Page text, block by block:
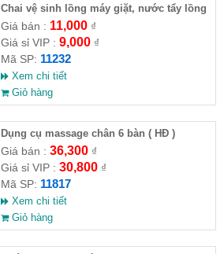
Chai vệ sinh lồng máy giặt, nước tẩy lồng
máy giặt CLEANING FLUID
Giá bán : 11,000₫
Giá sỉ VIP : 9,000₫
Mã SP: 11232
Xem chi tiết
Giỏ hàng
Dụng cụ massage chân 6 bàn ( HĐ )
Giá bán : 36,300₫
Giá sỉ VIP : 30,800₫
Mã SP: 11817
Xem chi tiết
Giỏ hàng